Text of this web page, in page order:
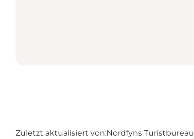
Zuletzt aktualisiert von:Nordfyns Turistbureau